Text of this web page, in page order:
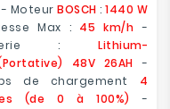
- Moteur BOSCH : 1440 W
Max : 45 km/h -
: Lithium-
48V 26AH -
de chargement 4
(de 0 à 100%)
-